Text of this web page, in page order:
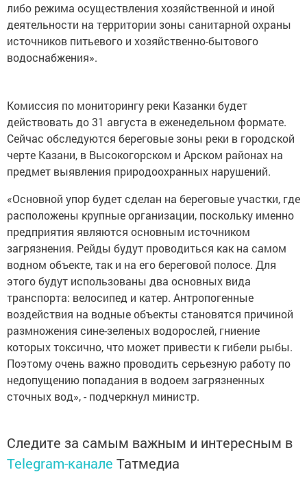
либо режима осуществления хозяйственной и иной
деятельности на территории зоны санитарной охраны
источников питьевого и хозяйственно-бытового
водоснабжения».
Комиссия по мониторингу реки Казанки будет
действовать до 31 августа в еженедельном формате.
Сейчас обследуются береговые зоны реки в городской
черте Казани, в Высокогорском и Арском районах на
предмет выявления природоохранных нарушений.
«Основной упор будет сделан на береговые участки, где
расположены крупные организации, поскольку именно
предприятия являются основным источником
загрязнения. Рейды будут проводиться как на самом
водном объекте, так и на его береговой полосе. Для
этого будут использованы два основных вида
транспорта: велосипед и катер. Антропогенные
воздействия на водные объекты становятся причиной
размножения сине-зеленых водорослей, гниение
которых токсично, что может привести к гибели рыбы.
Поэтому очень важно проводить серьезную работу по
недопущению попадания в водоем загрязненных
сточных вод», - подчеркнул министр.
Следите за самым важным и интересным в
Telegram-канале Татмедиа